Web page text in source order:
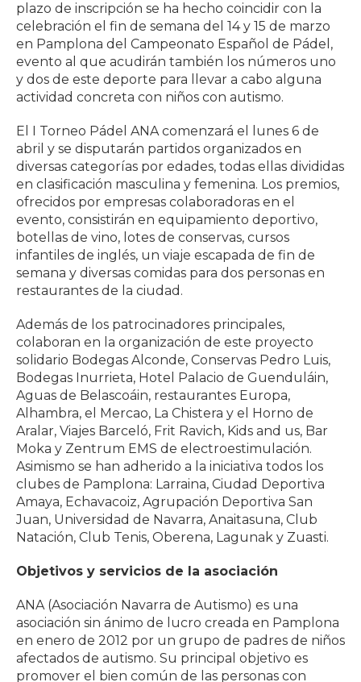
plazo de inscripción se ha hecho coincidir con la
celebración el fin de semana del 14 y 15 de marzo
en Pamplona del Campeonato Español de Pádel,
evento al que acudirán también los números uno
y dos de este deporte para llevar a cabo alguna
actividad concreta con niños con autismo.
El I Torneo Pádel ANA comenzará el lunes 6 de
abril y se disputarán partidos organizados en
diversas categorías por edades, todas ellas divididas
en clasificación masculina y femenina. Los premios,
ofrecidos por empresas colaboradoras en el
evento, consistirán en equipamiento deportivo,
botellas de vino, lotes de conservas, cursos
infantiles de inglés, un viaje escapada de fin de
semana y diversas comidas para dos personas en
restaurantes de la ciudad.
Además de los patrocinadores principales,
colaboran en la organización de este proyecto
solidario Bodegas Alconde, Conservas Pedro Luis,
Bodegas Inurrieta, Hotel Palacio de Guenduláin,
Aguas de Belascoáin, restaurantes Europa,
Alhambra, el Mercao, La Chistera y el Horno de
Aralar, Viajes Barceló, Frit Ravich, Kids and us, Bar
Moka y Zentrum EMS de electroestimulación.
Asimismo se han adherido a la iniciativa todos los
clubes de Pamplona: Larraina, Ciudad Deportiva
Amaya, Echavacoiz, Agrupación Deportiva San
Juan, Universidad de Navarra, Anaitasuna, Club
Natación, Club Tenis, Oberena, Lagunak y Zuasti.
Objetivos y servicios de la asociación
ANA (Asociación Navarra de Autismo) es una
asociación sin ánimo de lucro creada en Pamplona
en enero de 2012 por un grupo de padres de niños
afectados de autismo. Su principal objetivo es
promover el bien común de las personas con